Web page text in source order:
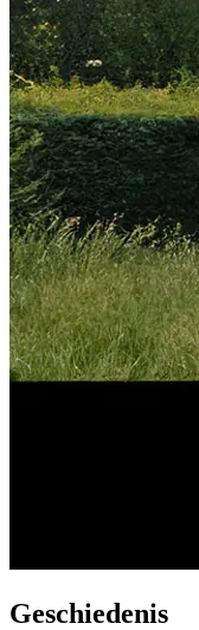
Geschiedenis